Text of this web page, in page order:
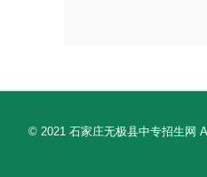
© 2021 石家庄无极县中专招生网